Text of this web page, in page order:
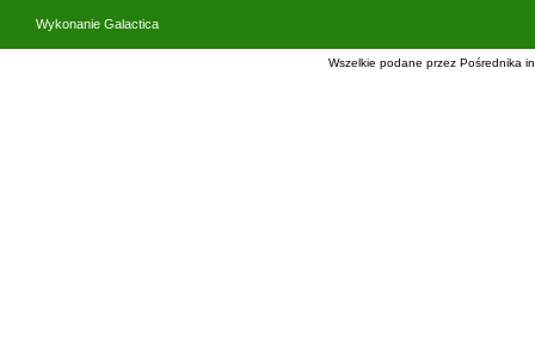
Wykonanie Galactica
Wszelkie podane przez Pośrednika